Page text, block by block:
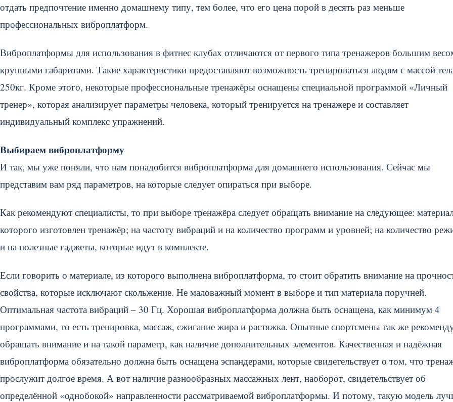
отдать предпочтение именно домашнему типу, тем более, что его цена порой в десять раз меньше
профессиональных виброплатформ.
Виброплатформы для использования в фитнес клубах отличаются от первого типа тренажеров большим
крупными габаритами. Такие характеристики предоставляют возможность тренироваться людям с массой
250кг. Кроме этого, некоторые профессиональные тренажёры оснащены специальной программой «Личный
тренер», которая анализирует параметры человека, который тренируется на тренажере и составляет
индивидуальный комплекс упражнений.
Выбираем виброплатформу
И так, мы уже поняли, что нам понадобится виброплатформа для домашнего использования. Сейчас мы
представим вам ряд параметров, на которые следует опираться при выборе.
Как рекомендуют специалисты, то при выборе тренажёра следует обращать внимание на следующее:
которого изготовлен тренажёр; на частоту вибраций и на количество программ и уровней; на количество
и на полезные гаджеты, которые идут в комплекте.
Если говорить о материале, из которого выполнена виброплатформа, то стоит обратить внимание на
свойства, которые исключают скольжение. Не маловажный момент в выборе и тип материала поручней.
Оптимальная частота вибраций – 30 Гц. Хорошая виброплатформа должна быть оснащена, как минимум 4
программами, то есть тренировка, массаж, сжигание жира и растяжка. Опытные спортсмены так же
обращать внимание и на такой параметр, как наличие дополнительных элементов. Качественная и надёжная
виброплатформа обязательно должна быть оснащена эспандерами, которые свидетельствует о том, что
прослужит долгое время. А вот наличие разнообразных массажных лент, наоборот, свидетельствует об
определённой «однобокой» направленности рассматриваемой виброплатформы. И потому, такую модель